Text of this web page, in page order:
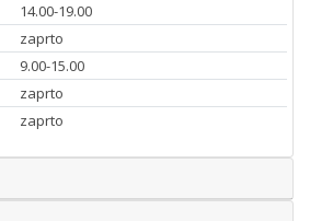
14.00-19.00
zaprto
9.00-15.00
zaprto
zaprto